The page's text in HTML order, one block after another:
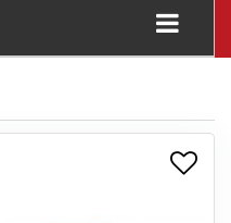
+
+